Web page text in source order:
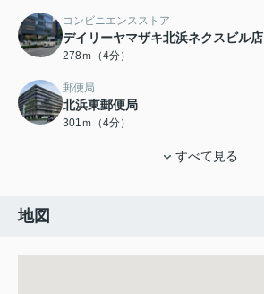
コンビニエンスストア
デイリーヤマザキ北浜ネクスビル店
278ｍ（4分）
郵便局
北浜東郵便局
301ｍ（4分）
すべて見る
地図